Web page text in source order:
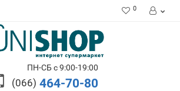
0
ПН-СБ с 9:00-19:00
(066) 464-70-80